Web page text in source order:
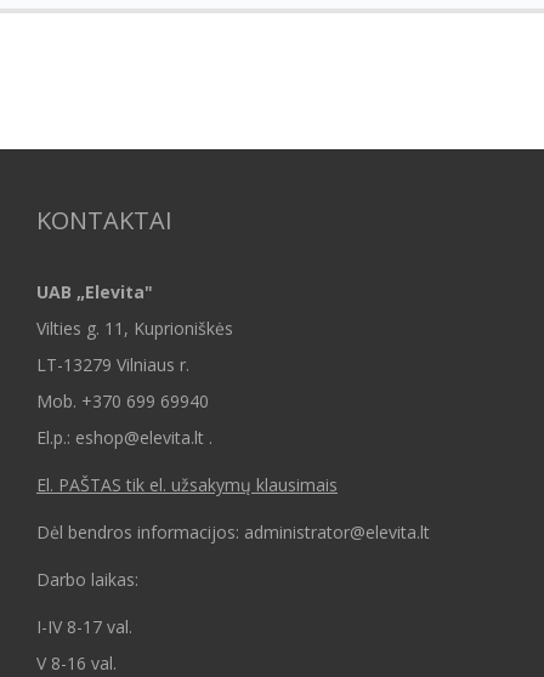
KONTAKTAI
UAB „Elevita"
Vilties g. 11, Kuprioniškės
LT-13279 Vilniaus r.
Mob. +370 699 69940
El.p.: eshop@elevita.lt .
El. PAŠTAS tik el. užsakymų klausimais
Dėl bendros informacijos: administrator@elevita.lt
Darbo laikas:
I-IV 8-17 val.
V 8-16 val.